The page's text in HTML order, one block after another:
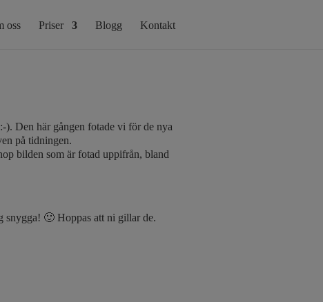
oss Priser Blogg Kontakt
Den här gången fotade vi för de nya
på tidningen.
bilden som är fotad uppifrån, bland
snygga! 🙂 Hoppas att ni gillar de.